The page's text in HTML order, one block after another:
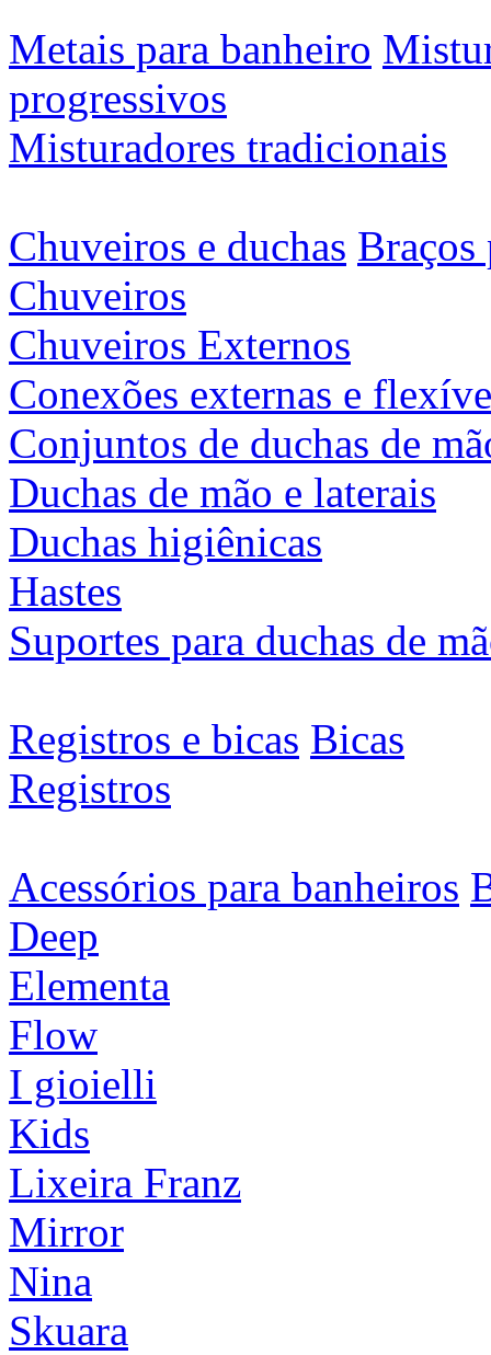
Metais para banheiro
progressivos
Misturadores tradicionais
Chuveiros e duchas Braços
Chuveiros
Chuveiros Externos
Conexões externas e
Conjuntos de duchas de
Duchas de mão e laterais
Duchas higiênicas
Hastes
Suportes para duchas de
Registros e bicas Bicas
Registros
Acessórios para banheiros
Deep
Elementa
Flow
I gioielli
Kids
Lixeira Franz
Mirror
Nina
Skuara